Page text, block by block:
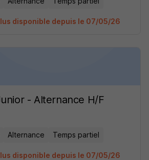
disponible depuis le 07/05/26
- Alternance H/F
Alternance Temps partiel
disponible depuis le 07/05/26